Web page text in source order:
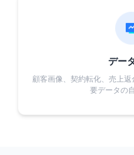
デー
顧客画像、契約転化、売上
要データの